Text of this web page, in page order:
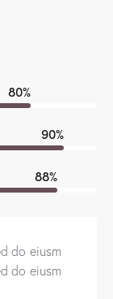
80%
90%
88%
do eiusm
do eiusm